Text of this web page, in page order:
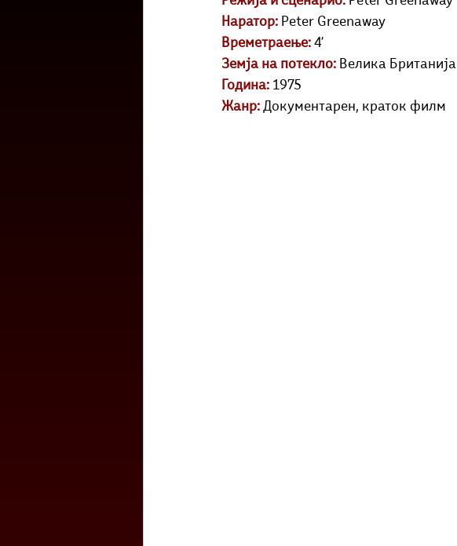
Културоглед Мелемузика
Наратор: Peter Greenaway
Времетраење: 4’
Земја на потекло: Велика Британија
Година: 1975
Жанр: Документарен, краток филм